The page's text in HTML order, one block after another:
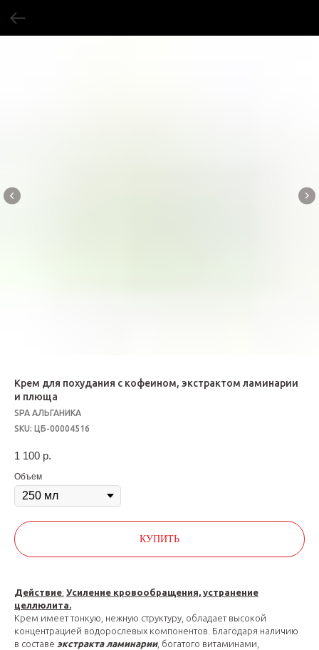
Крем для похудания с кофеином, экстрактом ламинарии
и плюща
SPA АЛЬГАНИКА
SKU: ЦБ-00004516
1 100 р.
Объем
КУПИТЬ
Действие: Усиление кровообращения, устранение
целлюлита.
Крем имеет тонкую, нежную структуру, обладает высокой
концентрацией водорослевых компонентов. Благодаря наличию
в составе экстракта ламинарии, богатого витаминами,